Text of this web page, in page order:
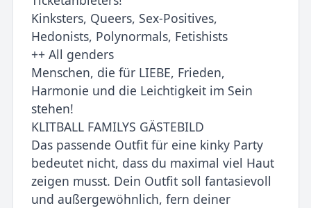
Kinksters, Queers, Sex-Positives,
Hedonists, Polynormals, Fetishists
++ All genders
Menschen, die für LIEBE, Frieden,
Harmonie und die Leichtigkeit im Sein
stehen!
KLITBALL FAMILYS GÄSTEBILD
Das passende Outfit für eine kinky Party
bedeutet nicht, dass du maximal viel Haut
zeigen musst. Dein Outfit soll fantasievoll
und außergewöhnlich, fern deiner